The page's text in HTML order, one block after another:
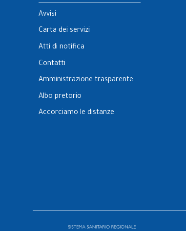
Avvisi
Carta dei servizi
Atti di notifica
Contatti
Amministrazione trasparente
Albo pretorio
Accorciamo le distanze